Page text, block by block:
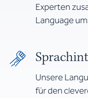
Experten
Language
Unsere
für den